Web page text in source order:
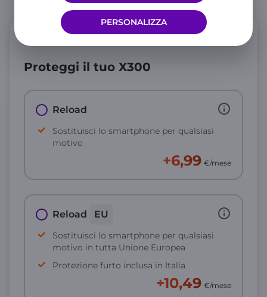
PERSONALIZZA
Proteggi il tuo X300
Protezione
Reload
Sostituisci lo smartphone per qualsiasi
motivo
+6,99 €/mese
Reload EU
Sostituisci lo smartphone per qualsiasi
motivo in tutta Unione Europea
Protezione furto inclusa in Italia
+10,49 €/mese